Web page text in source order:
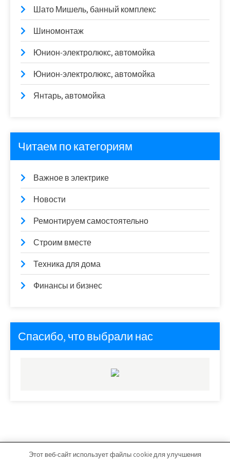
Шато Мишель, банный комплекс
Шиномонтаж
Юнион-электролюкс, автомойка
Юнион-электролюкс, автомойка
Янтарь, автомойка
Читаем по категориям
Важное в электрике
Новости
Ремонтируем самостоятельно
Строим вместе
Техника для дома
Финансы и бизнес
Спасибо, что выбрали нас
Этот веб-сайт использует файлы cookie для улучшения